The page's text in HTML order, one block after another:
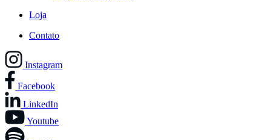
Loja
Contato
Instagram
Facebook
LinkedIn
Youtube